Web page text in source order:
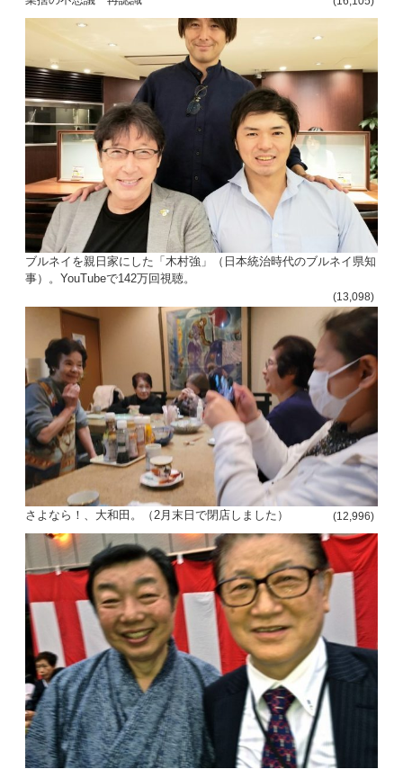
ブルネイを親日家にした「木村強」（日本統治時代のブルネイ県知
事）。YouTubeで142万回視聴。
(13,098)
さよなら！、大和田。（2月末日で閉店しました） (12,996)